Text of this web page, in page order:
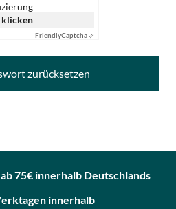
FriendlyCaptcha ⇗
zurücksetzen
75€ innerhalb Deutschlands
innerhalb